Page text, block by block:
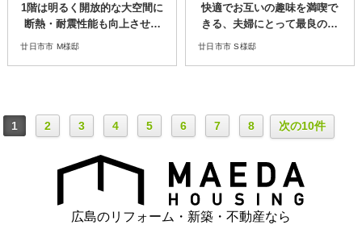
1階は明るく開放的な大空間に
断熱・耐震性能も向上させた
廿日市市 M様邸
快適でお互いの趣味を満喫で
きる、夫婦にとって最良の選
廿日市市 S様邸
1 2 3 4 5 6 7 8 次の10件
広島のリフォーム・新築・不動産なら